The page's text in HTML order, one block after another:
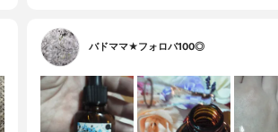
バドママ★フォロバ100◎